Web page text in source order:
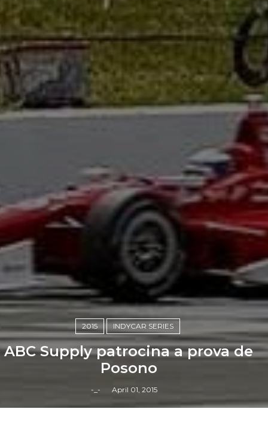
2015 INDYCAR SERIES
ABC Supply patrocina a prova de
Posono
-_- April 01, 2015